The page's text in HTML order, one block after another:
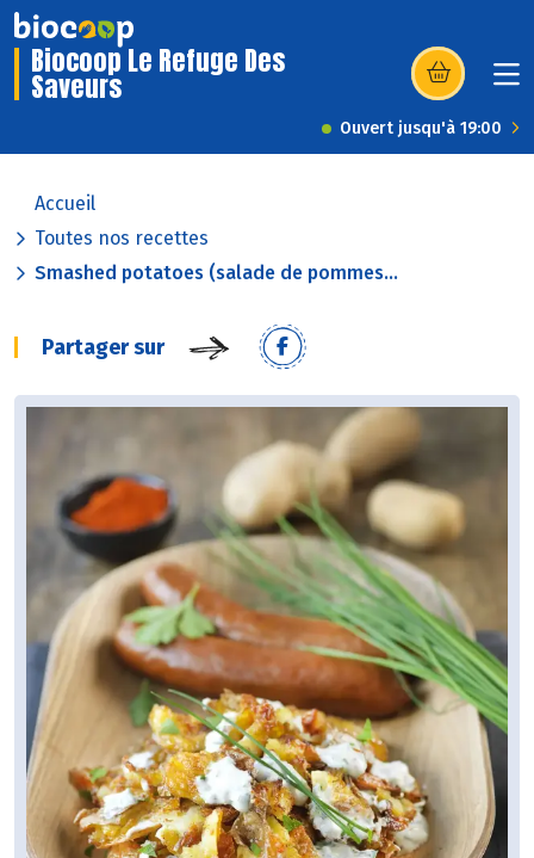
Biocoop Le Refuge Des
Saveurs (s’ouvre dans
Ouvert jusqu'à 19:00
Accueil
Toutes nos recettes
Smashed potatoes (salade de pommes...
Partager sur